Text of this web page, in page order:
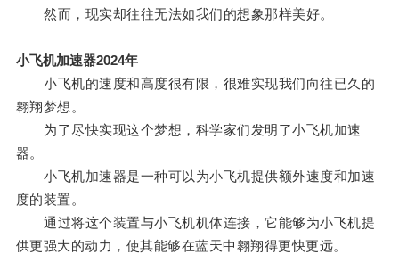
然而，现实却往往无法如我们的想象那样美好。
小飞机加速器2024年
小飞机的速度和高度很有限，很难实现我们向往已久的
翱翔梦想。
为了尽快实现这个梦想，科学家们发明了小飞机加速
器。
小飞机加速器是一种可以为小飞机提供额外速度和加速
度的装置。
通过将这个装置与小飞机机体连接，它能够为小飞机提
供更强大的动力，使其能够在蓝天中翱翔得更快更远。